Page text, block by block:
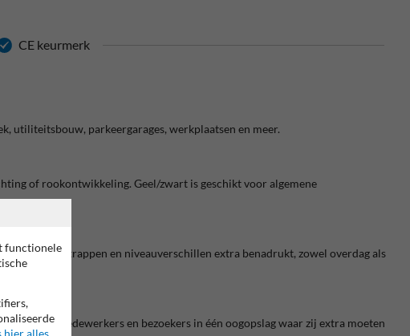
CE keurmerk
utiliteitsbouw, parkeergarages, werkplaatsen en meer.
of rookontwikkeling. Geel/zwart is geschikt voor algemene
worden trappen en niveauverschillen extra benadrukt, zowel overdag als
zien medewerkers en bezoekers in één oogopslag waar zij extra moeten
functionele
hier alles